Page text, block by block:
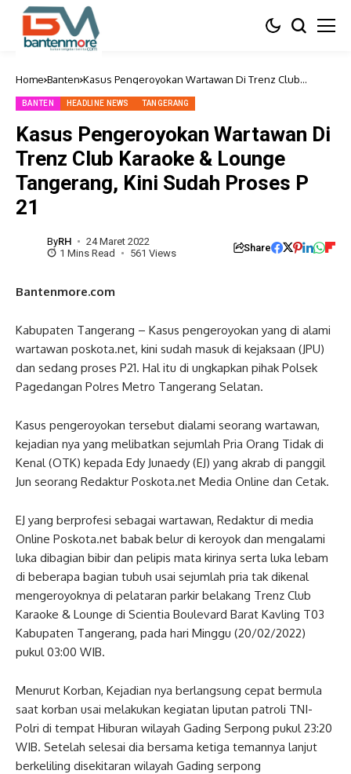
Home Banten Kasus Pengeroyokan Wartawan Di Trenz Club
BANTEN HEADLINE NEWS TANGERANG
Kasus Pengeroyokan Wartawan Di
Trenz Club Karaoke & Lounge
Tangerang, Kini Sudah Proses P
21
ByRH
24 Maret 2022
1 Mins Read
561 Views Share
Bantenmore.com
Kabupaten Tangerang – Kasus pengeroyokan yang di alami
wartawan poskota.net, kini sudah masuk di kejaksaan (JPU)
dan sedang proses P21. Hal itu di ungkapkan pihak Polsek
Pagedangan Polres Metro Tangerang Selatan.
Kasus pengeroyokan tersebut dialami seorang wartawan,
kejadian nya yang melibatkan sejumlah Pria Orang Tidak di
Kenal (OTK) kepada Edy Junaedy (EJ) yang akrab di panggil
Jun seorang Redaktur Poskota.net Media Online dan Cetak.
EJ yang berprofesi sebagai wartawan, Redaktur di media
Online Poskota.net babak belur di keroyok dan mengalami
luka dibagian bibir dan pelipis mata kirinya serta luka lebam
di beberapa bagian tubuh usai sejumlah pria tak dikenal
mengeroyoknya di pelataran parkir belakang Trenz Club
Karaoke & Lounge di Scientia Boulevard Barat Kavling T03
Kabupaten Tangerang, pada hari Minggu (20/02/2022)
pukul 03:00 WIB.
Menurut Korban, Kejadian nya berlangsung cepat bermula
saat korban usai melakukan kegiatan liputan patroli TNI-
Polri di tempat Hiburan wilayah Gading Serpong pukul 23:20
WIB. Setelah selesai dia bersama ketiga temannya lanjut
berkeliling disekitaran wilayah Gading serpong